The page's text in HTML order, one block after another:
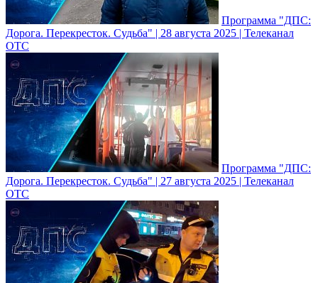
Программа "ДПС:
Дорога. Перекресток. Судьба" | 28 августа 2025 | Телеканал
ОТС
Программа "ДПС:
Дорога. Перекресток. Судьба" | 27 августа 2025 | Телеканал
ОТС